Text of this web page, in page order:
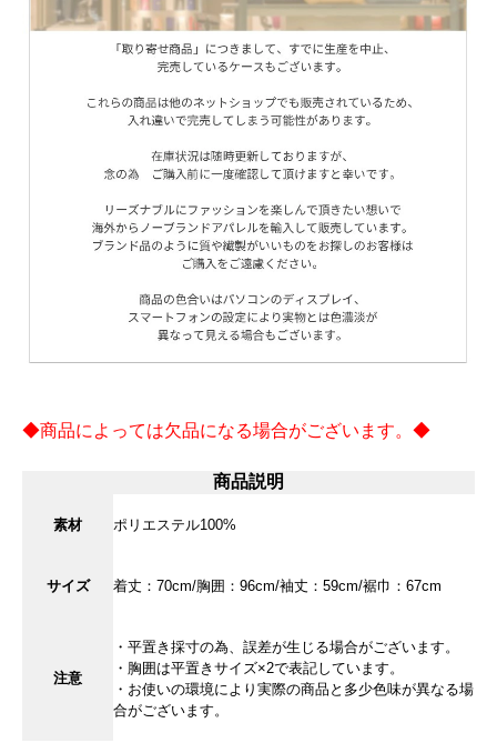
◆商品によっては欠品になる場合がございます。◆
商品説明
素材 ポリエステル100%
サイズ 着丈：70cm/胸囲：96cm/袖丈：59cm/裾巾：67cm
注意
・平置き採寸の為、誤差が生じる場合がございます。
・胸囲は平置きサイズ×2で表記しています。
・お使いの環境により実際の商品と多少色味が異なる場
合がございます。